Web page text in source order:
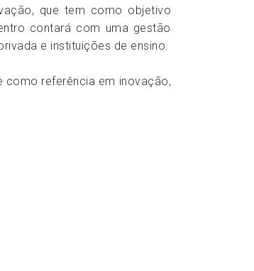
que tem como objetivo
contará com uma gestão
e instituições de ensino.
como referência em inovação,